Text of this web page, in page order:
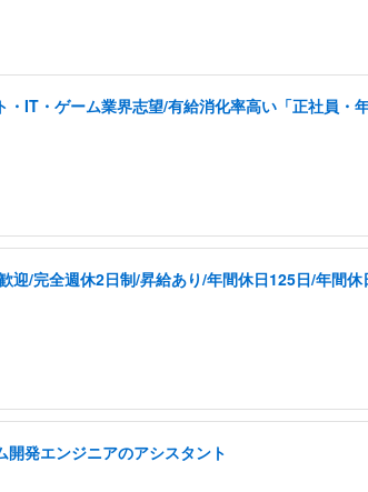
IT・ゲーム業界志望/有給消化率高い「正社員・
迎/完全週休2日制/昇給あり/年間休日125日/年間休
発エンジニアのアシスタント